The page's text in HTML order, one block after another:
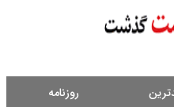
روزنامه